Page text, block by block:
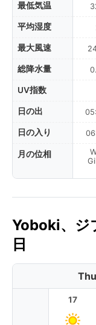
最低気温
平均湿度
最大風速
総降水量
UV指数
日の出
日の入り
月の位相
Yoboki、ジ
日
17